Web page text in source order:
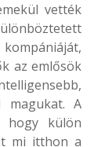
vették
az emlősök
magukat. A
hogy külön
mi itthon a